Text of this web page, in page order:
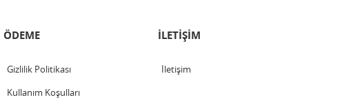
ÖDEME
Gizlilik Politikası
Kullanım Koşulları
İLETİŞİM
İletişim